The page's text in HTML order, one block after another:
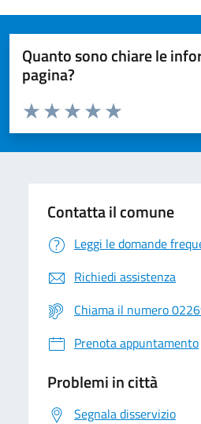
Quanto sono chiare le
pagina?
Valuta da 1 a 5 stelle la pagina
Valuta 5 stelle su
Valuta 4 stelle su 5
Valuta 3 stelle su 5
Valuta 2 stelle su 5
Valuta 1 stelle su 5
Contatta il comune
Leggi le domande
Richiedi assistenza
Chiama il numero
Prenota appuntamento
Problemi in città
Segnala disservizio